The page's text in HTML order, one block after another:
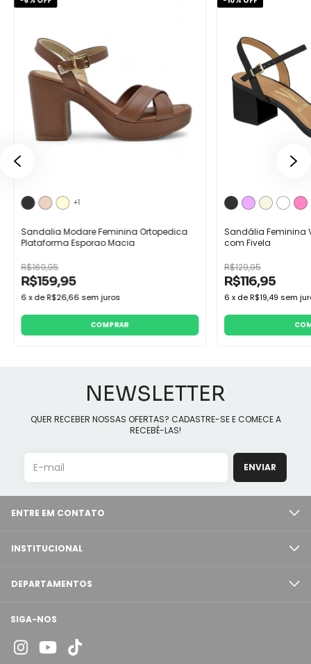
Sandalia Modare Feminina Ortopedica
Plataforma Esporao Macia
R$159,95
R$169,95
6xdeR$26,66 sem juros
+1
COMPRAR
Sandália Feminina
com Fivela
R$116,95
R$129,95
6 x deR$19,49 sem
NEWSLETTER
QUER RECEBER NOSSAS OFERTAS? CADASTRE-SE E COMECE A
RECEBÊ-LAS!
ENTRE EM CONTATO
INSTITUCIONAL
DEPARTAMENTOS
SIGA-NOS